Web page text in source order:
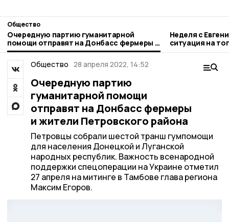
Общество
Очередную партию гуманитарной
помощи отправят на Донбасс фермеры и
жители Петровского района
Неделя с
ситуация на
городе и
Общество 28 апреля 2022, 14:52
Очередную партию
гуманитарной помощи
отправят на Донбасс фермеры
и жители Петровского района
Петровцы собрали шестой транш гумпомощи
для населения Донецкой и Луганской
народных республик. Важность всенародной
поддержки спецоперации на Украине отметил
27 апреля на митинге в Тамбове глава региона
Максим Егоров.